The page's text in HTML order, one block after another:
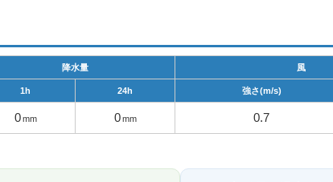
降水量
風
1h
24h 強さ(m/s)
0 mm 0 mm 0.7